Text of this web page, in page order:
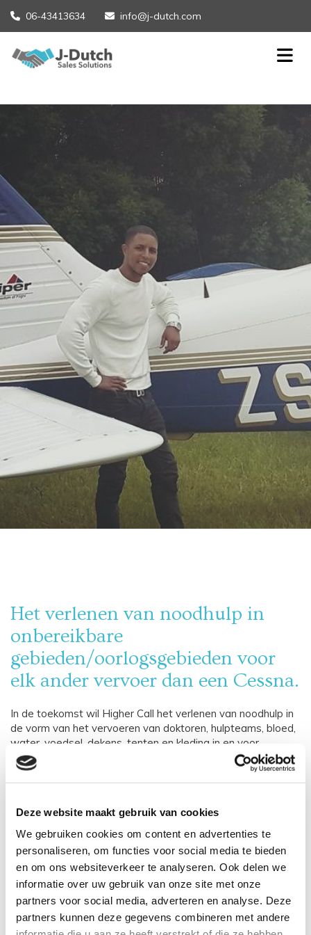
Deze website maakt gebruik van cookies
We gebruiken cookies om content en advertenties te
personaliseren, om functies voor social media te bieden
en om ons websiteverkeer te analyseren. Ook delen we
informatie over uw gebruik van onze site met onze
partners voor social media, adverteren en analyse. Deze
partners kunnen deze gegevens combineren met andere
 06-43413634  info@j-dutch.com
Het verlenen van noodhulp in
onbereikbare
gebieden/oorlogsgebieden voor
elk ander vervoer dan een Cessna.
In de toekomst wil Higher Call het verlenen van noodhulp in
de vorm van het vervoeren van doktoren, hulpteams, bloed,
water, voedsel, dekens, tenten en kleding in en voor
onbereikbare gebieden/oorlogsgebieden realiseren. Deze
middelen moeten worden vervoerd per vliegtuige (Cessna).
Doneer ook voor noodhulp per
vliegtuig
J-Dutch sponsort momenteel Higher Call voor de
pilotenopleiding,waar wij zeer dankbaar voor zijn. Echter is
er meer sponsoring nodig voor het behalen van de CPL
Licence en/om 2 motorig te kunnen en mogen vliegen per
Cessna voor de toekomstmissies naar